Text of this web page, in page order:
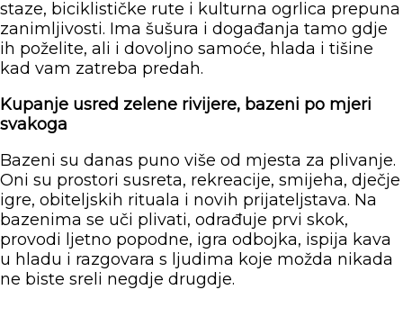
staze, biciklističke rute i kulturna ogrlica prepuna
zanimljivosti. Ima šušura i događanja tamo gdje
ih poželite, ali i dovoljno samoće, hlada i tišine
kad vam zatreba predah.
Kupanje usred zelene rivijere, bazeni po mjeri
svakoga
Bazeni su danas puno više od mjesta za plivanje.
Oni su prostori susreta, rekreacije, smijeha, dječje
igre, obiteljskih rituala i novih prijateljstava. Na
bazenima se uči plivati, odrađuje prvi skok,
provodi ljetno popodne, igra odbojka, ispija kava
u hladu i razgovara s ljudima koje možda nikada
ne biste sreli negdje drugdje.